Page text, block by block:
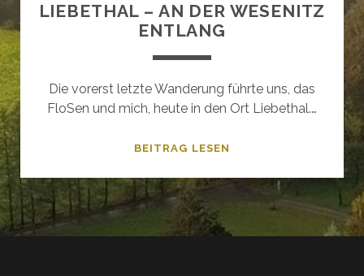
LIEBETHAL – AN DER WESENITZ
ENTLANG
Die vorerst letzte Wanderung führte uns, das
FloSen und mich, heute in den Ort Liebethal.…
BEITRAG LESEN